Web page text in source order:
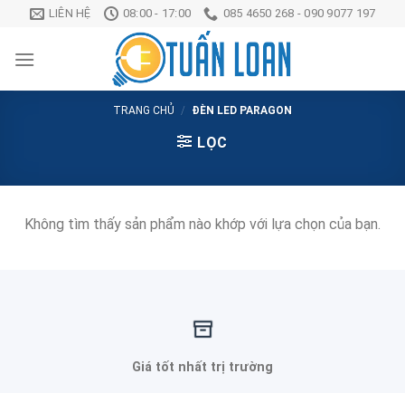
Chuyển
nội
LIÊN HỆ 08:00 - 17:00 085 4650 268 - 090 9077 197
TRANG CHỦ / ĐÈN LED PARAGON
LỌC
Không tìm thấy sản phẩm nào khớp với lựa chọn của bạn.
Giá tốt nhất trị trường